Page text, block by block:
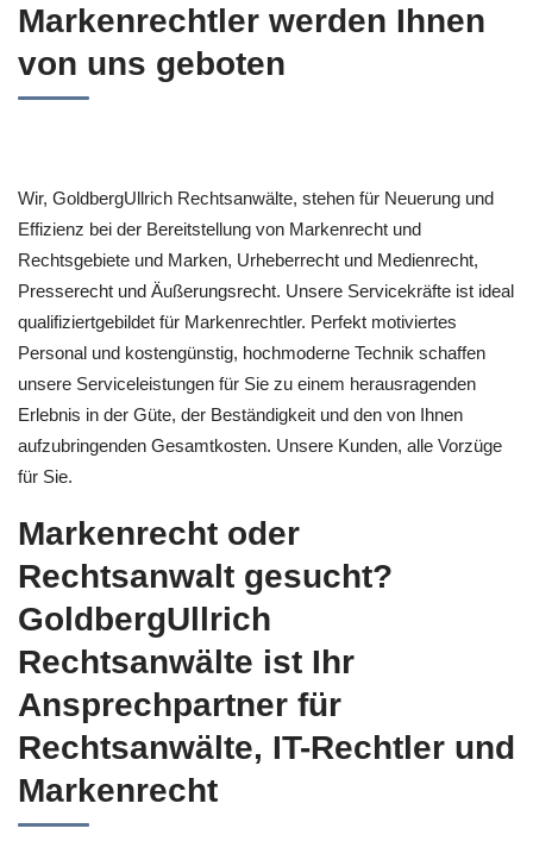
Markenrechtler werden Ihnen
von uns geboten
Wir, GoldbergUllrich Rechtsanwälte, stehen für Neuerung und
Effizienz bei der Bereitstellung von Markenrecht und
Rechtsgebiete und Marken, Urheberrecht und Medienrecht,
Presserecht und Äußerungsrecht. Unsere Servicekräfte ist ideal
qualifiziertgebildet für Markenrechtler. Perfekt motiviertes
Personal und kostengünstig, hochmoderne Technik schaffen
unsere Serviceleistungen für Sie zu einem herausragenden
Erlebnis in der Güte, der Beständigkeit und den von Ihnen
aufzubringenden Gesamtkosten. Unsere Kunden, alle Vorzüge
für Sie.
Markenrecht oder
Rechtsanwalt gesucht?
GoldbergUllrich
Rechtsanwälte ist Ihr
Ansprechpartner für
Rechtsanwälte, IT-Rechtler und
Markenrecht